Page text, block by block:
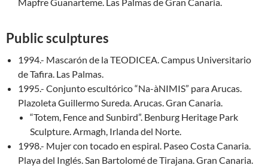
Public sculptures
1994.- Mascarón de la TEODICEA. Campus Universitario
de Tafira. Las Palmas.
1995.- Conjunto escultórico “Na-àNIMIS” para Arucas.
Plazoleta Guillermo Sureda. Arucas. Gran Canaria.
“Totem, Fence and Sunbird”. Benburg Heritage Park
Sculpture. Armagh, Irlanda del Norte.
1998.- Mujer con tocado en espiral. Paseo Costa Canaria.
Playa del Inglés. San Bartolomé de Tirajana. Gran Canaria.